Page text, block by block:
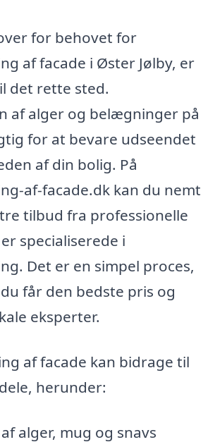
for behovet for
af facade i Øster Jølby, er
det rette sted.
af alger og belægninger på
for at bevare udseendet
af din bolig. På
af-facade.dk kan du nemt
tilbud fra professionelle
specialiserede i
Det er en simpel proces,
får den bedste pris og
eksperter.
af facade kan bidrage til
herunder:
alger, mug og snavs